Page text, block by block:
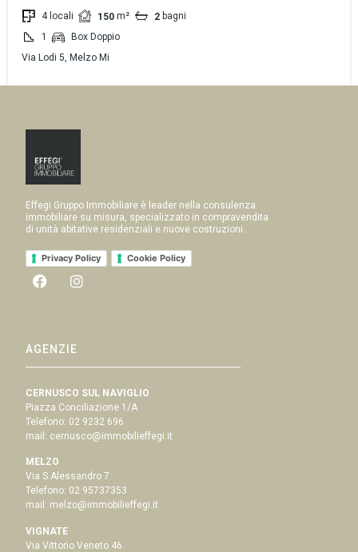
4 locali 150 m² 2 bagni
1
Box Doppio
Via Lodi 5, Melzo Mi
Effegi Gruppo Immobiliare è leader nella consulenza
immobiliare su misura, specializzato in compravendita
di unità abitative residenziali e nuove costruzioni.
Privacy Policy Cookie Policy
AGENZIE
CERNUSCO SUL NAVIGLIO
Piazza Conciliazione 1/A
Telefono: 02 9232 696
mail: cernusco@immobilieffegi.it
MELZO
Via S.Alessandro 7
Telefono: 02 95737353
mail: melzo@immobilieffegi.it
VIGNATE
Via Vittorio Veneto 46